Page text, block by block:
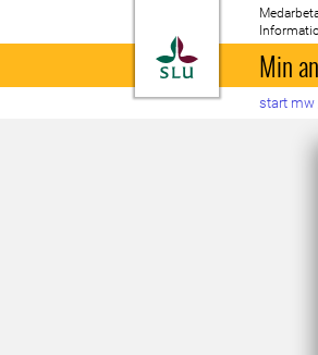
Till startsida
Min
start mw